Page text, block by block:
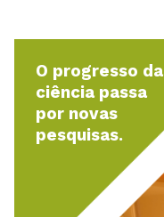
O progresso da
ciência passa
por novas
pesquisas.